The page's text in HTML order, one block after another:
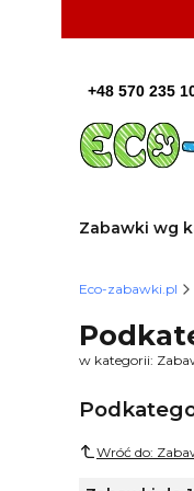
+48 570 235
Zabawki wg
Eco-zabawki.pl
w kategorii:
Wróć do: